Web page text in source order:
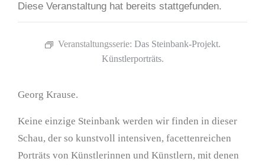
Diese Veranstaltung hat bereits stattgefunden.
Veranstaltungsserie: Das Steinbank-Projekt.
Künstlerporträts.
Georg Krause.
Keine einzige Steinbank werden wir finden in dieser
Schau, der so kunstvoll intensiven, facettenreichen
Porträts von Künstlerinnen und Künstlern, mit denen